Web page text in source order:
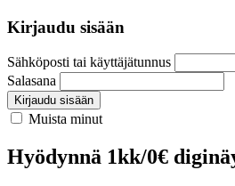
Kirjaudu sisään
Sähköposti tai käyttäjätunnus
Salasana
Kirjaudu sisään
Muista minut
Hyödynnä 1kk/0€